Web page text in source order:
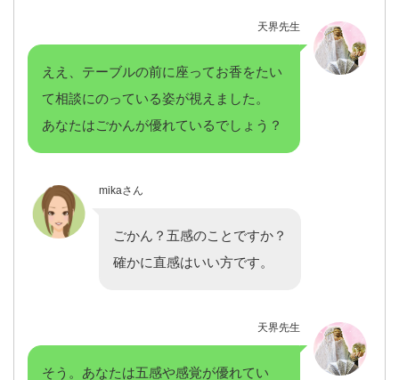
天界先生
ええ、テーブルの前に座ってお香をたい
て相談にのっている姿が視えました。
あなたはごかんが優れているでしょう？
mikaさん
ごかん？五感のことですか？
確かに直感はいい方です。
天界先生
そう。あなたは五感や感覚が優れてい